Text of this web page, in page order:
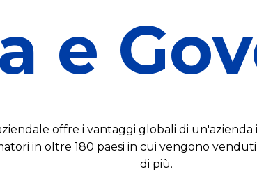
ed Inclusione
Ambientale
Lavora con noi
Premi e
e
offre i vantaggi globali di
in oltre 180 paesi in cui vengono
di più.